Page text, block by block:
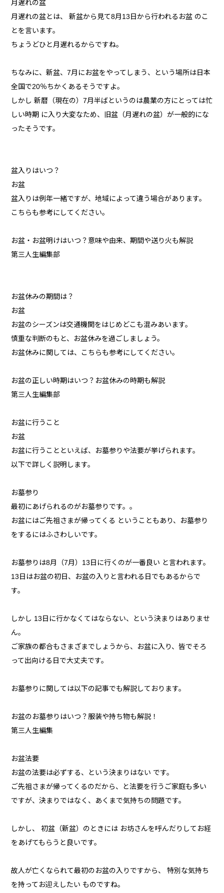
月遅れの盆
月遅れの盆とは、 新盆から見て8月13日から行われるお盆 のこ
とを言います。
ちょうどひと月遅れるからですね。
ちなみに、新盆、7月にお盆をやってしまう、という場所は日本
全国で20％ちかくあるそうですよ。
しかし 新暦（現在の）7月半ばというのは農業の方にとっては忙
しい時期 に入り大変なため、旧盆（月遅れの盆）が一般的にな
ったそうです。
盆入りはいつ？
お盆
盆入りは例年一緒ですが、地域によって違う場合があります。
こちらも参考にしてください。
お盆・お盆明けはいつ？意味や由来、期間や送り火も解説
第三人生編集部
お盆休みの期間は？
お盆
お盆のシーズンは交通機関をはじめどこも混みあいます。
慎重な判断のもと、お盆休みを過ごしましょう。
お盆休みに関しては、こちらも参考にしてください。
お盆の正しい時期はいつ？お盆休みの時期も解説
第三人生編集部
お盆に行うこと
お盆
お盆に行うことといえば、お墓参りや法要が挙げられます。
以下で詳しく説明します。
お墓参り
最初にあげられるのがお墓参りです。。
お盆にはご先祖さまが帰ってくる ということもあり、お墓参り
をするにはふさわしいです。
お墓参りは8月（7月）13日に行くのが一番良い と言われます。
13日はお盆の初日、お盆の入りと言われる日でもあるからで
す。
しかし 13日に行かなくてはならない、という決まりはありませ
ん。
ご家族の都合もさまざまでしょうから、お盆に入り、皆でそろ
って出向ける日で大丈夫です。
お墓参りに関しては以下の記事でも解説しております。
お盆のお墓参りはいつ？服装や持ち物も解説！
第三人生編集
お盆法要
お盆の法要は必ずする、という決まりはない です。
ご先祖さまが帰ってくるのだから、と法要を行うご家庭も多い
ですが、決まりではなく、あくまで気持ちの問題です。
しかし、 初盆（新盆）のときには お坊さんを呼んだりしてお経
をあげてもらうと良いです。
故人が亡くなられて最初のお盆の入りですから、 特別な気持ち
を持ってお迎えしたい ものですね。